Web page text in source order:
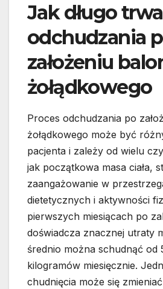
Jak długo
odchudzania
założeniu
żołądkowego
Proces odchudzania po
żołądkowego może być
pacjenta i zależy od wielu
jak początkowa masa ciała,
zaangażowanie w
dietetycznych i aktywności
pierwszych miesiącach po
doświadcza znacznej utraty
średnio można schudnąć od
kilogramów miesięcznie.
chudnięcia może się